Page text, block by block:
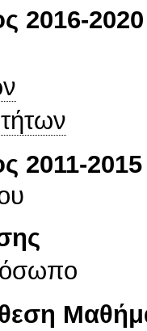
2016-2020
2011-2015